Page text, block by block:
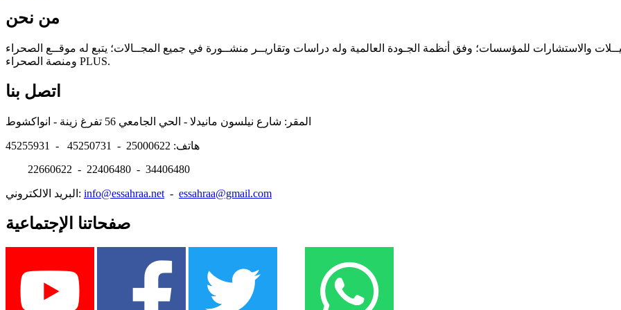
من نحن
والاستشارات للمؤسسات؛ وفق أنظمة الجـودة العالمية وله دراسات وتقاريــر منشــورة في جميع المجــالات؛ يتبع له موقــع الصحراء
ومنصة الصحراء PLUS.
اتصل بنا
هاتف: 25000622 - 45250731 - 45255931
22660622 - 22406480 - 34406480
البريد الالكتروني: info@essahraa.net - essahraa@gmail.com
صفحاتنا الإجتماعية